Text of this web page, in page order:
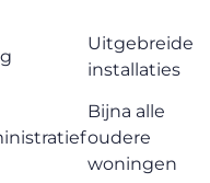
Uitgebreide
installaties
Bijna alle
oudere
woningen